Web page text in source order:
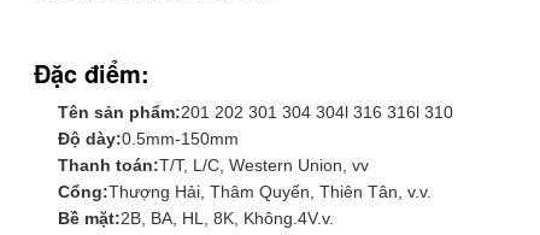
Đặc điểm:
Tên sản phẩm:201 202 301 304 304l 316 316l 310
Độ dày:0.5mm-150mm
Thanh toán:T/T, L/C, Western Union, vv
Cổng:Thượng Hải, Thâm Quyến, Thiên Tân, v.v.
Bề mặt:2B, BA, HL, 8K, Không.4V.v.